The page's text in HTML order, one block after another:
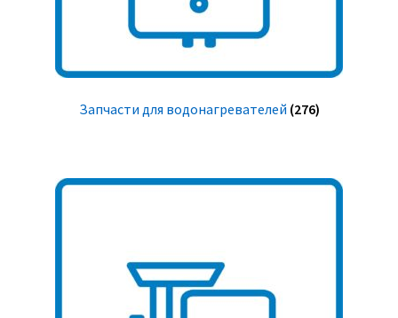
Запчасти для водонагревателей (276)